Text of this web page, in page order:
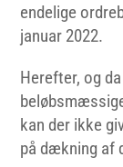
endelige
januar 2022.
Herefter, og
kan der ikke
på dækning af